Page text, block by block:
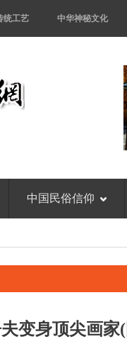
统工艺 中华神秘文化
中国民俗信仰
变身顶尖画家